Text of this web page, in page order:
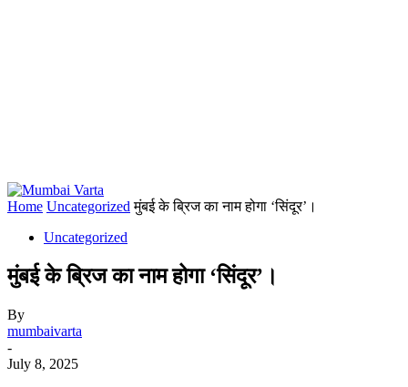
Home Uncategorized मुंबई के ब्रिज का नाम होगा ‘सिंदूर’।
Uncategorized
मुंबई के ब्रिज का नाम होगा ‘सिंदूर’।
By
mumbaivarta
-
July 8, 2025